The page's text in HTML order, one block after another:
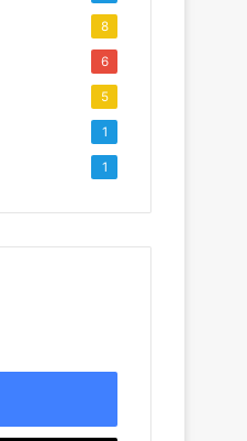
8
6
5
1
1